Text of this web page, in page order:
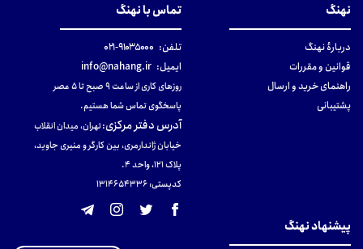
نهنگ
دربارهٔ نهنگ
قوانین و مقررات
راهنمای خرید و ارسال
پشتیبانی
تماس با نهنگ
تلفن: ۹۱۰۳۵۰۰۰-۰۲۱
ایمیل: info@nahang.ir
روزهای کاری از ساعت ۹ صبح تا ۵ عصر
پاسخگوی تماس شما هستیم.
آدرس دفتر مرکزی:تهران، میدان انقلاب
خیابان ژاندارمری، بین کارگر و منیری جاوید،
پلاک 121، واحد ۴.
کدپستی: 131465433۶
پیشنهاد نهنگ